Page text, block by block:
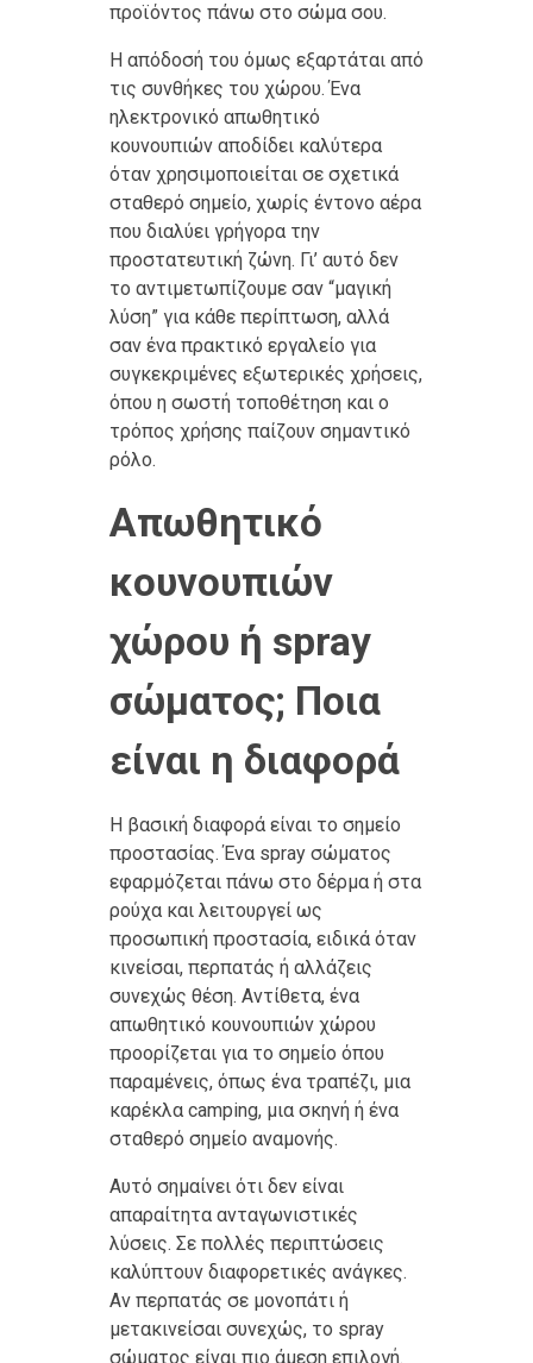
προϊόντος πάνω στο σώμα σου.
Η απόδοσή του όμως εξαρτάται από
τις συνθήκες του χώρου. Ένα
ηλεκτρονικό απωθητικό
κουνουπιών αποδίδει καλύτερα
όταν χρησιμοποιείται σε σχετικά
σταθερό σημείο, χωρίς έντονο αέρα
που διαλύει γρήγορα την
προστατευτική ζώνη. Γι’ αυτό δεν
το αντιμετωπίζουμε σαν “μαγική
λύση” για κάθε περίπτωση, αλλά
σαν ένα πρακτικό εργαλείο για
συγκεκριμένες εξωτερικές χρήσεις,
όπου η σωστή τοποθέτηση και ο
τρόπος χρήσης παίζουν σημαντικό
ρόλο.
Απωθητικό
κουνουπιών
χώρου ή spray
σώματος; Ποια
είναι η διαφορά
Η βασική διαφορά είναι το σημείο
προστασίας. Ένα spray σώματος
εφαρμόζεται πάνω στο δέρμα ή στα
ρούχα και λειτουργεί ως
προσωπική προστασία, ειδικά όταν
κινείσαι, περπατάς ή αλλάζεις
συνεχώς θέση. Αντίθετα, ένα
απωθητικό κουνουπιών χώρου
προορίζεται για το σημείο όπου
παραμένεις, όπως ένα τραπέζι, μια
καρέκλα camping, μια σκηνή ή ένα
σταθερό σημείο αναμονής.
Αυτό σημαίνει ότι δεν είναι
απαραίτητα ανταγωνιστικές
λύσεις. Σε πολλές περιπτώσεις
καλύπτουν διαφορετικές ανάγκες.
Αν περπατάς σε μονοπάτι ή
μετακινείσαι συνεχώς, το spray
σώματος είναι πιο άμεση επιλογή.